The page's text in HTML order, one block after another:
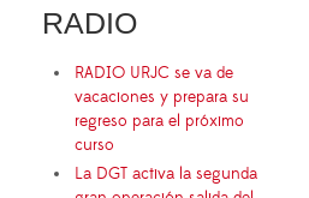
RADIO
RADIO URJC se va de
vacaciones y prepara su
regreso para el próximo
curso
La DGT activa la segunda